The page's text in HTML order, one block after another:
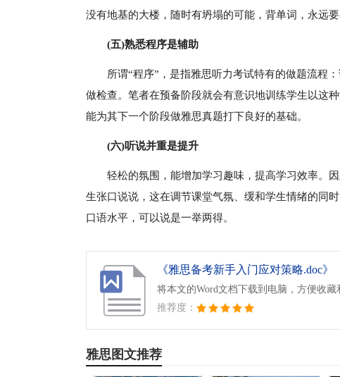
没有地基的大楼，随时有坍塌的可能，背单词，永远要
(五)熟悉程序是辅助
所谓“程序”，是指雅思听力考试特有的做题流
做检查。笔者在预备阶段就会有意识地训练学生以这
能为其下一个阶段做雅思真题打下良好的基础。
(六)听说并重是提升
轻松的氛围，能增加学习趣味，提高学习效率。
生张口说说，这在调节课堂气氛、缓和学生情绪的同
口语水平，可以说是一举两得。
《雅思备考新手入门应对策略.doc》
将本文的Word文档下载到电脑，方便收藏
推荐度：
雅思图文推荐